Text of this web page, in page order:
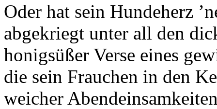
Oder hat sein Hundeherz
abgekriegt unter all den
honigsüßer Verse eines
die sein Frauchen in den
weicher